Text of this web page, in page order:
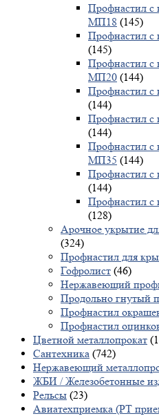
Профнастил с
МП18 (145)
Профнастил с
(145)
Профнастил с
МП20 (144)
Профнастил с
(144)
Профнастил с
(144)
Профнастил с
МП35 (144)
Профнастил с
(144)
Профнастил с
(128)
Арочное укрытие
(324)
Профнастил для
Гофролист (46)
Нержавеющий
Продольно гнутый
Профнастил
Профнастил
Цветной металлопрокат
Сантехника (742)
Нержавеющий
ЖБИ / Железобетонные
Рельсы (23)
Авиатехприемка (РТ